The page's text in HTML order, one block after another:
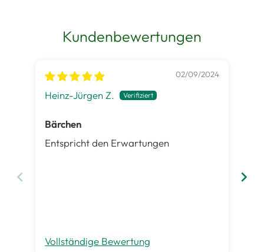
Kundenbewertungen
02/09/2024
Heinz-Jürgen Z.
Bärchen
Entspricht den Erwartungen
Vollständige Bewertung